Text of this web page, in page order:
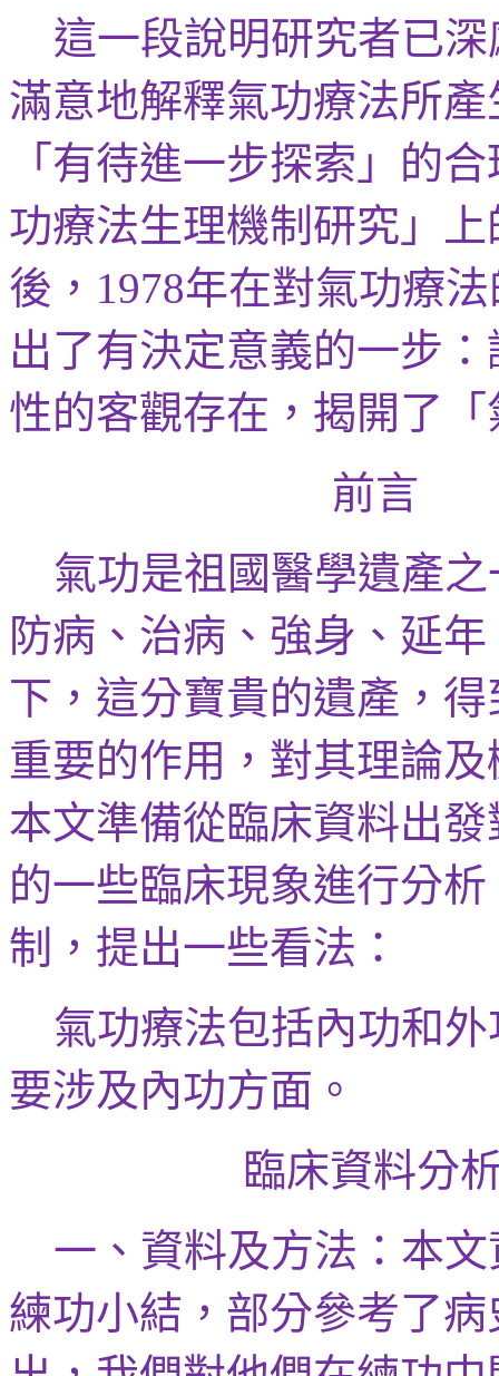
這一段說明研究者已
滿意地解釋氣功療法所
「有待進一步探索」的
功療法生理機制研究」
後， 1978年在對氣功療
出了有決定意義的一步
性的客觀存在，揭開了
前言
氣功是祖國醫學遺產
防病、治病、強身、 延年
下，這分寶貴的遺產，
重要的作用，對其理論
本文準備從臨床資料出
的一些臨床現象進行分
制，提出一些看法：
氣功療法包括內功和
要涉及內功方面。
臨床資料分
一、資料及方法：本
練功小結，部分參考了